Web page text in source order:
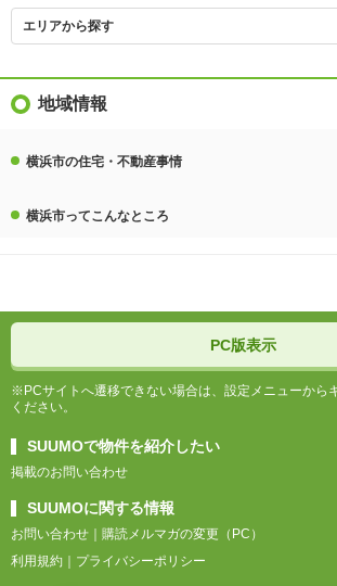
エリアから探す
地域情報
横浜市の住宅・不動産事情
横浜市ってこんなところ
PC版表示
※PCサイトへ遷移できない場合は、設定メニューから
ください。
SUUMOで物件を紹介したい
掲載のお問い合わせ
SUUMOに関する情報
お問い合わせ
購読メルマガの変更（PC）
利用規約
プライバシーポリシー